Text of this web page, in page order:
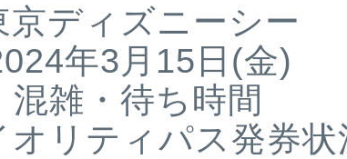
京ディズニーシー
年3月15日(金)
混雑・待ち時間
オリティパス発券状